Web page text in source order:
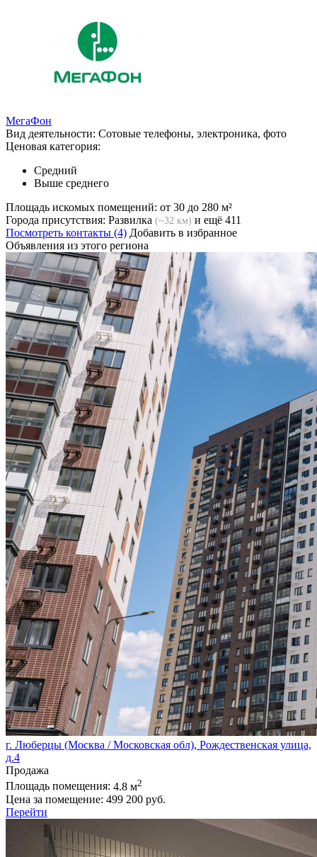
МегаФон
Вид деятельности: Сотовые телефоны, электроника, фото
Ценовая категория:
Средний
Выше среднего
Площадь искомых помещений: от 30 до 280 м²
Города присутствия: Развилка (~32 км) и ещё 411
Посмотреть контакты (4) Добавить в избранное
Объявления из этого региона
г. Люберцы (Москва / Московская обл), Рождественская улица,
д.4
Продажа
Площадь помещения: 4.8 м2
Цена за помещение: 499 200 руб.
Перейти